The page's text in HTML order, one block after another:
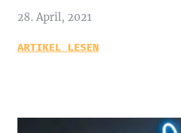
28. April, 2021
ARTIKEL LESEN